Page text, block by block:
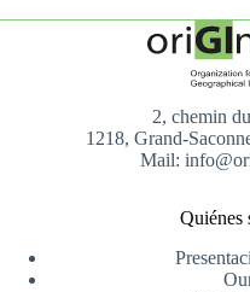
2, chemin
1218, Grand-
Mail:
Quiénes